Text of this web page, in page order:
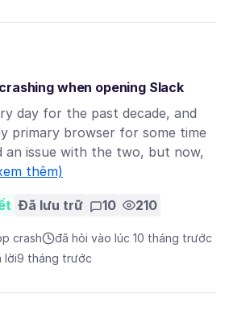
when opening Slack
day for the past decade, and
primary browser for some time
an issue with the two, but now,
thêm)
Đã lưu trữ 10 210
crash
đã hỏi vào lúc 10 tháng trước
lời9 tháng trước